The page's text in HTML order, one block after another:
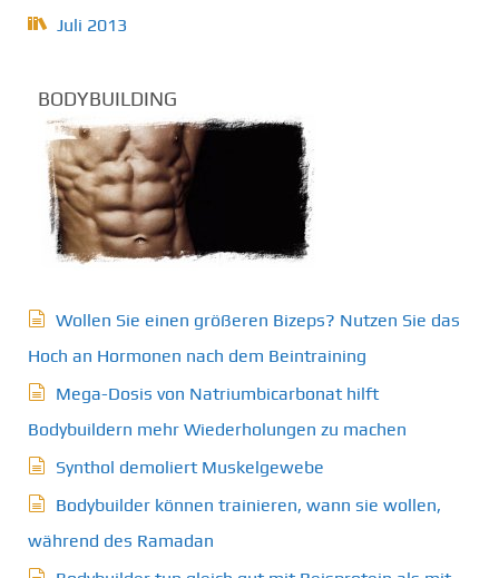
Juli 2013
BODYBUILDING
Wollen Sie einen größeren Bizeps? Nutzen Sie das
Hoch an Hormonen nach dem Beintraining
Mega-Dosis von Natriumbicarbonat hilft
Bodybuildern mehr Wiederholungen zu machen
Synthol demoliert Muskelgewebe
Bodybuilder können trainieren, wann sie wollen,
während des Ramadan